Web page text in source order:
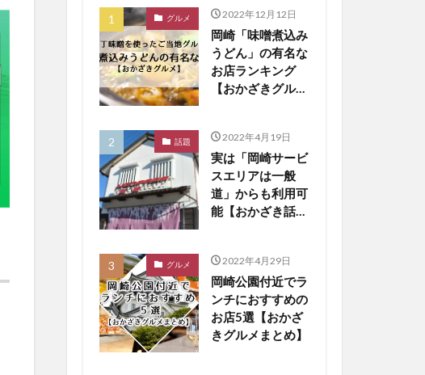
グルメ 2022年12月12日
岡崎「味噌煮込み
うどん」の有名な
お店ランキング
【おかざきグル
話題 2022年4月19日
実は「岡崎サービ
スエリアは一般
道」からも利用可
能【おかざき話
グルメ 2022年4月29日
岡崎公園付近でラ
ンチにおすすめの
お店5選【おかざ
きグルメまとめ】